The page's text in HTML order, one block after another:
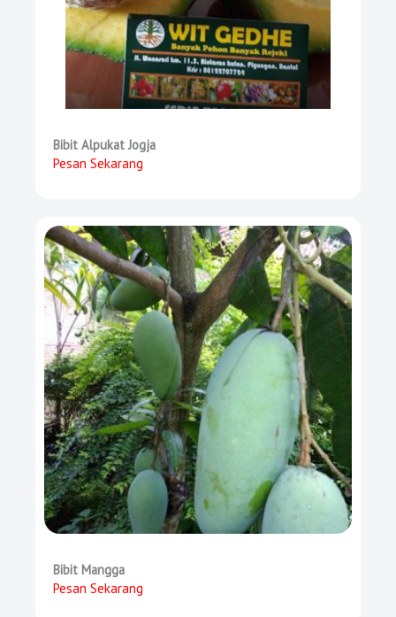
Bibit Alpukat Jogja
Pesan Sekarang
Bibit Mangga
Pesan Sekarang